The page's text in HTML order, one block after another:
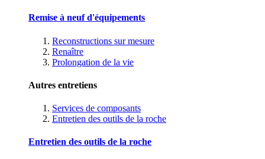
Remise à neuf d'équipements
Reconstructions sur mesure
Renaître
Prolongation de la vie
Autres entretiens
Services de composants
Entretien des outils de la roche
Entretien des outils de la roche